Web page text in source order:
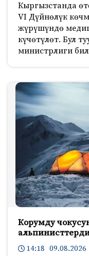
Кыргызстанда
VI Дүйнөлүк
жүрүшүндө
күчөтүлөт. Бул
министрлиги
Корумду
14:18 09.08.2026